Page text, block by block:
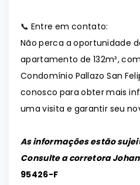
📞 Entre em contato:
Não perca a oportunidade
apartamento de 132m²,
Condomínio Pallazo San
conosco para obter mais
uma visita e garantir seu
As informações estão
Consulte a corretora
95426-F